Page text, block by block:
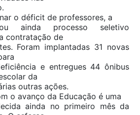
o déficit de professores, a
ainda processo seletivo
contratação de
Foram implantadas 31 novas
e entregues 44 ônibus
da
outras ações.
o avanço da Educação é uma
ainda no primeiro mês da